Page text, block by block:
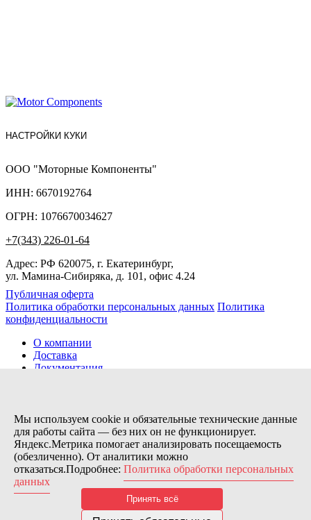
НАСТРОЙКИ КУКИ
ООО "Моторные Компоненты"
ИНН: 6670192764
ОГРН: 1076670034627
+7(343) 226-01-64
Адрес: РФ 620075, г. Екатеринбург,
ул. Мамина-Сибиряка, д. 101, офис 4.24
Публичная оферта
Политика обработки персональных данных Политика
конфиденциальности
О компании
Доставка
Документация
Контакты
Заказов сегодня / Всего
11133
Нас можно найти тут:
© 2026 Motor Components. Все права защищены
Дизайн и разработка сайта
Nice’
Мы используем cookie и обязательные технические данные
для работы сайта — без них он не функционирует.
Яндекс.Метрика помогает анализировать посещаемость
(обезличенно). От аналитики можно
отказаться.Подробнее: Политика обработки персональных
данных
Принять всё